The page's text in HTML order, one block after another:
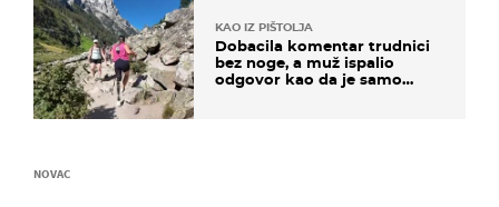
KAO IZ PIŠTOLJA
Dobacila komentar trudnici
bez noge, a muž ispalio
odgovor kao da je samo
NOVAC